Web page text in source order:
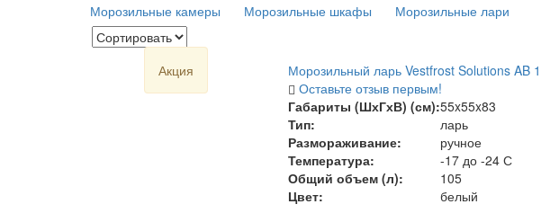
Морозильные камеры Морозильные шкафы Морозильные лари
Акция
Морозильный ларь Vestfrost Solutions AB
Оставьте отзыв первым!
Габариты (ШхГхВ) (см):55x55x83
Тип:
ларь
Размораживание:
ручное
Температура:
-17 до -24 С
Общий объем (л):
105
Цвет:
белый